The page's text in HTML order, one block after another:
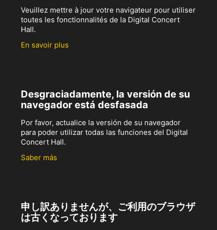
Veuillez mettre à jour votre navigateur pour utiliser
toutes les fonctionnalités de la Digital Concert
Hall.
En savoir plus
Desgraciadamente, la versión de su
navegador está desfasada
Por favor, actualice la versión de su navegador
para poder utilizar todas las funciones del Digital
Concert Hall.
Saber más
申し訳ありませんが、ご利用のブラウザ
は古くなっております